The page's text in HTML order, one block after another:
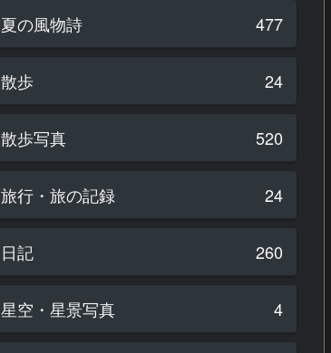
夏の風物詩 477
散歩 24
散歩写真 520
旅行・旅の記録 24
日記 260
星空・星景写真 4